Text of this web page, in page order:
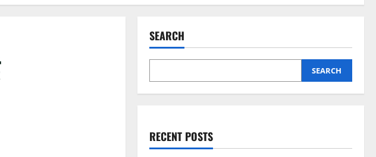
SEARCH
SEARCH
RECENT POSTS